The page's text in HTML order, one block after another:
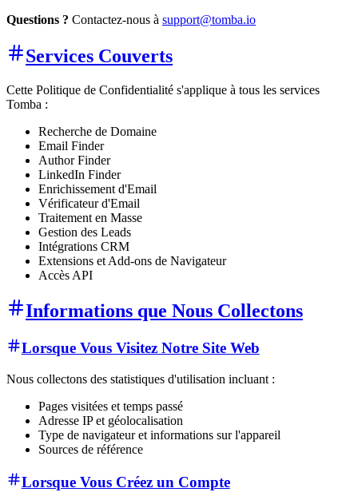
Questions ? Contactez-nous à support@tomba.io
Services Couverts
Cette Politique de Confidentialité s'applique à tous les services
Tomba :
Recherche de Domaine
Email Finder
Author Finder
LinkedIn Finder
Enrichissement d'Email
Vérificateur d'Email
Traitement en Masse
Gestion des Leads
Intégrations CRM
Extensions et Add-ons de Navigateur
Accès API
Informations que Nous Collectons
Lorsque Vous Visitez Notre Site Web
Nous collectons des statistiques d'utilisation incluant :
Pages visitées et temps passé
Adresse IP et géolocalisation
Type de navigateur et informations sur l'appareil
Sources de référence
Lorsque Vous Créez un Compte